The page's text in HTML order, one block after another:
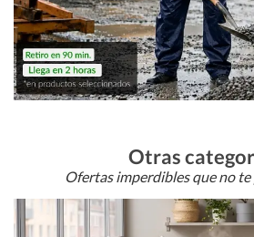
Otras
Ofertas imperdibles que no